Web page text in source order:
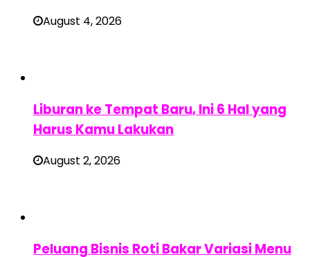
August 4, 2026
Liburan ke Tempat Baru, Ini 6 Hal yang
Harus Kamu Lakukan
August 2, 2026
Peluang Bisnis Roti Bakar Variasi Menu